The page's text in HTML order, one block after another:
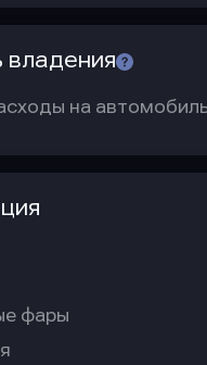
на
фары